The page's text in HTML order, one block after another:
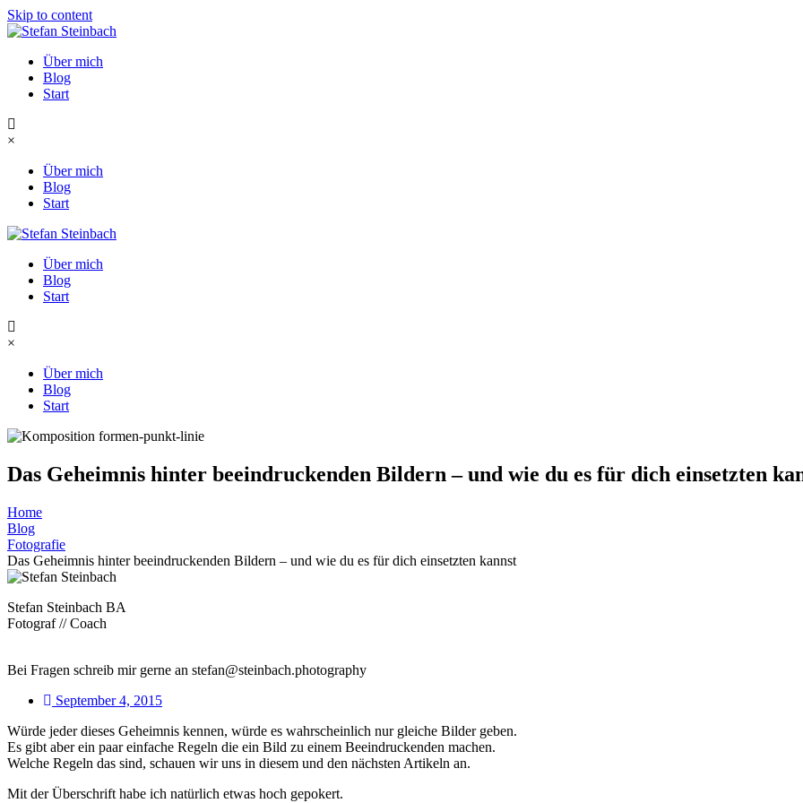
Skip to content
Über mich
Blog
Start
×
Über mich
Blog
Start
Über mich
Blog
Start
×
Über mich
Blog
Start
Das Geheimnis hinter beeindruckenden Bildern – und wie du es für dich einsetzten
Home
Blog
Fotografie
Das Geheimnis hinter beeindruckenden Bildern – und wie du es für dich einsetzten kannst
Stefan Steinbach BA
Fotograf // Coach
Bei Fragen schreib mir gerne an stefan@steinbach.photography
September 4, 2015
Würde jeder dieses Geheimnis kennen, würde es wahrscheinlich nur gleiche Bilder geben.
Es gibt aber ein paar einfache Regeln die ein Bild zu einem Beeindruckenden machen.
Welche Regeln das sind, schauen wir uns in diesem und den nächsten Artikeln an.
Mit der Überschrift habe ich natürlich etwas hoch gepokert.